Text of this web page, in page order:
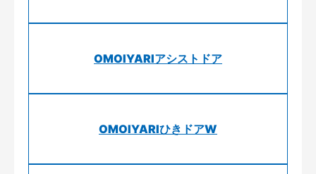
OMOIYARIアシストドア
OMOIYARIひきドアW